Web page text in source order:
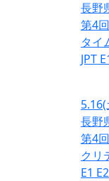
長野
第4
タイ
JPT
5.16(
長野
第4
クリ
E1 E2